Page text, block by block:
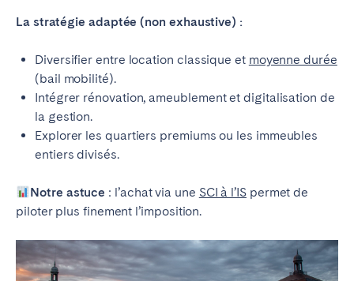
La stratégie adaptée (non exhaustive) :
Diversifier entre location classique et moyenne durée
(bail mobilité).
Intégrer rénovation, ameublement et digitalisation de
la gestion.
Explorer les quartiers premiums ou les immeubles
entiers divisés.
Notre astuce : l’achat via une SCI à l’ISpermet de
piloter plus finement l’imposition.